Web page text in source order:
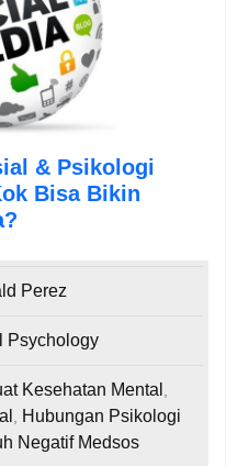
& Psikologi
Bisa Bikin
Perez
Psychology
Kesehatan Mental ,
, Hubungan Psikologi
Negatif Medsos